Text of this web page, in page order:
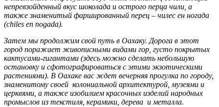
непревзойденный вкус шоколада и острого перца чили, а
также знаменитый фаршированный перец – чилес ен ногада
(chiles en nogada).
Затем мы продолжим свой путь в Оахаку. Дорога в этот
город поражает живописными видами гор, густо покрытых
кактусами-гигантами (здесь можно сделать небольшую
остановку и сфотографироваться с этими экзотическими
растениями). В Оахаке вас ждет вечерняя прогулка по городу,
знаменитому своей колониальной архитектурой, музеями и
церквями, а также изобилием красочных изделий народных
промыслов из текстиля, керамики, дерева и металла.